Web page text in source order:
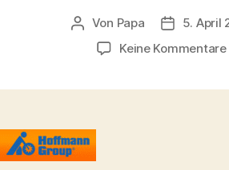
Beitragsautor
Von Papa
5. April
Keine Kommentare